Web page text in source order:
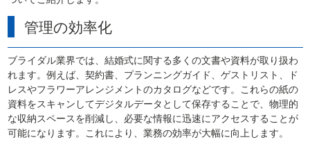
管理の効率化
ブライダル業界では、結婚式に関する多くの文書や資料が取り扱わ
れます。例えば、契約書、プランニングガイド、ゲストリスト、ド
レスやフラワーアレンジメントのカタログなどです。これらの紙の
資料をスキャンしてデジタルデータとして保存することで、物理的
な収納スペースを削減し、必要な情報に迅速にアクセスすることが
可能になります。これにより、業務の効率が大幅に向上します。